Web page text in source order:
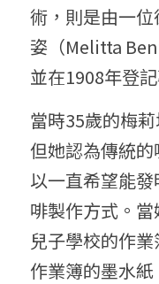
術，則是由一
姿（Melitta
並在1908年登
當時35歲的梅
但她認為傳統
以一直希望能
啡製作方式。
兒子學校的作
作業簿的墨水